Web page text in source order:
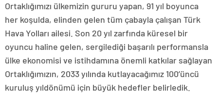
Ortaklığımızı ülkemizin gururu yapan, 91 yıl boyunca
her koşulda, elinden gelen tüm çabayla çalışan Türk
Hava Yolları ailesi. Son 20 yıl zarfında küresel bir
oyuncu haline gelen, sergilediği başarılı performansla
ülke ekonomisi ve istihdamına önemli katkılar sağlayan
Ortaklığımızın, 2033 yılında kutlayacağımız 100’üncü
kuruluş yıldönümü için büyük hedefler belirledik.